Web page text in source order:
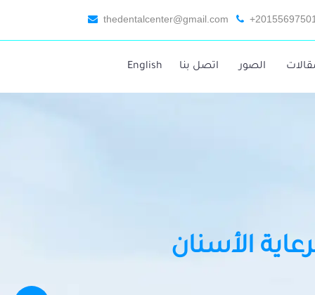
thedentalcenter@gmail.com
الصور اتصل بنا English
الأسنان